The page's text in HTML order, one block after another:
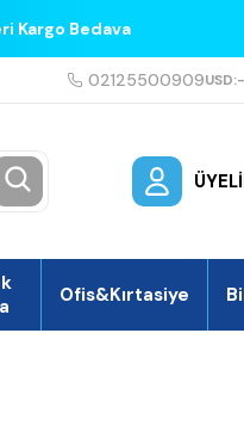
Kargo Bedava
02125500909USD:
Ofis&Kırtasiye